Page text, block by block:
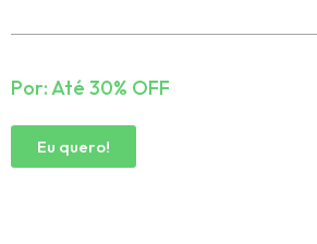
Por: Até 30% OFF
Eu quero!